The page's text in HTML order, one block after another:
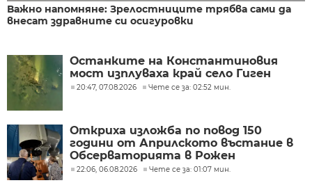
Важно напомняне: Зрелостниците трябва сами да
внесат здравните си осигуровки
Останките на Константиновия
мост изплуваха край село Гиген
20:47, 07.08.2026 Чете се за: 02:52 мин.
Откриха изложба по повод 150
години от Априлското въстание в
Обсерваторията в Рожен
22:06, 06.08.2026 Чете се за: 01:07 мин.